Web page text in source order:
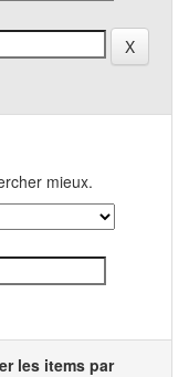
mieux.
les items par